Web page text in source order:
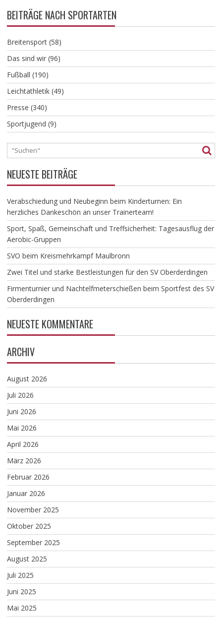
BEITRÄGE NACH SPORTARTEN
Breitensport(58)
Das sind wir(96)
Fußball (190)
Leichtathletik(49)
Presse (340)
Sportjugend (9)
NEUESTE BEITRÄGE
Verabschiedung und Neubeginn beim Kinderturnen: Ein
herzliches Dankeschön an unser Trainerteam!
​Sport, Spaß, Gemeinschaft und Treffsicherheit: Tagesausflug der
Aerobic-Gruppen
SVO beim Kreismehrkampf Maulbronn
Zwei Titel und starke Bestleistungen für den SV Oberderdingen
Firmenturnier und Nachtelfmeterschießen beim Sportfest des SV
Oberderdingen
NEUESTE KOMMENTARE
ARCHIV
August 2026
Juli 2026
Juni 2026
Mai 2026
April 2026
März 2026
Februar 2026
Januar 2026
November 2025
Oktober 2025
September 2025
August 2025
Juli 2025
Juni 2025
Mai 2025